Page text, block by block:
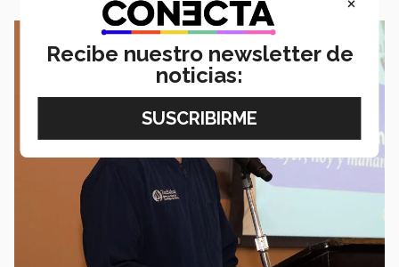
Recibe nuestro newsletter de
noticias: